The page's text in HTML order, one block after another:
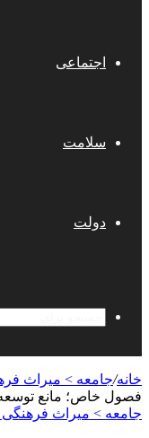
اجتماعی
سلامت
دولت
خانه/جامعه > میراث
فصول خاص؛ مانع
جامعه > میراث